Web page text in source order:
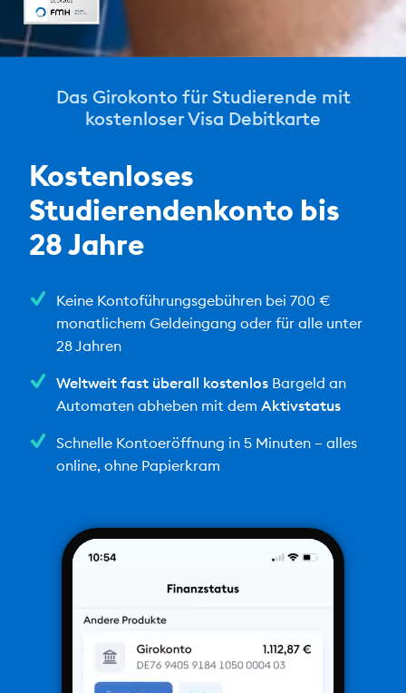
Das Girokonto für Studierende mit
kostenloser Visa Debitkarte
Kostenloses
Studierendenkonto bis
28 Jahre
Keine Kontoführungsgebühren bei 700 €
monatlichem Geldeingang oder für alle unter
28 Jahren
Weltweit fast überall kostenlosBargeld an
Automaten abheben mit dem Aktivstatus
Schnelle Kontoeröffnung in 5 Minuten – alles
online, ohne Papierkram